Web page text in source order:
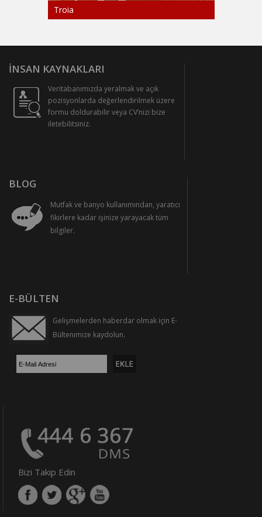
Troia
İNSAN KAYNAKLARI
Veritabanımızda yeralmak ve açık
pozisyonlarda değerlendirilmek üzere
formu doldurabilir veya CV’nizi bize
iletebilitsiniz.
BLOG
Mutfak ve banyo kullanımından, yaratıcı
fikirlere kadar işinize yarayacak tüm
bilgiler.
E-BÜLTEN
Gelişmelerden haberdar olmak için E-
Bültenimize kaydolun.
Bizi Takip Edin